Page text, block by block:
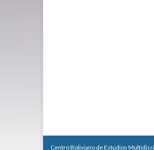
Centro Boliviano de Estudios